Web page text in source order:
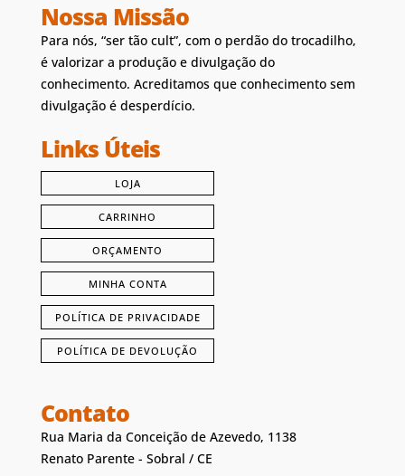
Nossa Missão
Para nós, “ser tão cult”, com o perdão do trocadilho,
é valorizar a produção e divulgação do
conhecimento. Acreditamos que conhecimento sem
divulgação é desperdício.
Links Úteis
LOJA
CARRINHO
ORÇAMENTO
MINHA CONTA
POLÍTICA DE PRIVACIDADE
POLÍTICA DE DEVOLUÇÃO
Contato
Rua Maria da Conceição de Azevedo, 1138
Renato Parente - Sobral / CE